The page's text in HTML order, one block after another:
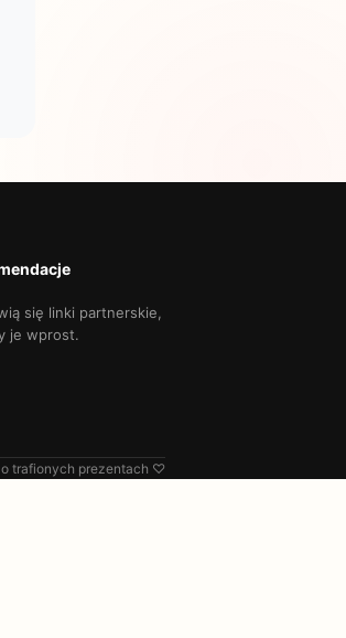
się linki partnerskie,
je wprost.
trafionych prezentach ♡